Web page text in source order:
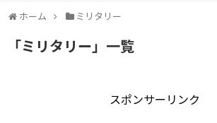
ホーム ミリタリー
「ミリタリー」 一覧
スポンサーリンク